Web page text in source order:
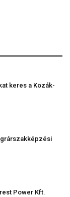
keres a Kozák-
Power Kft.